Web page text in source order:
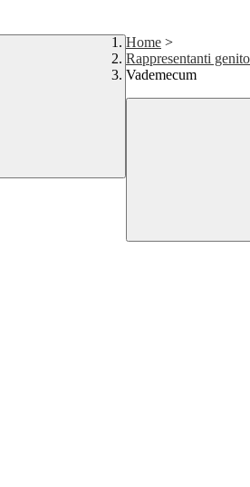
Home >
Rappresentanti
Vademecum